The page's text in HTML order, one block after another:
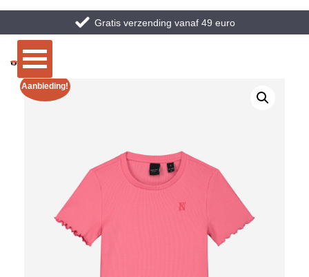
Gratis verzending vanaf 49 euro
Aanbieding!